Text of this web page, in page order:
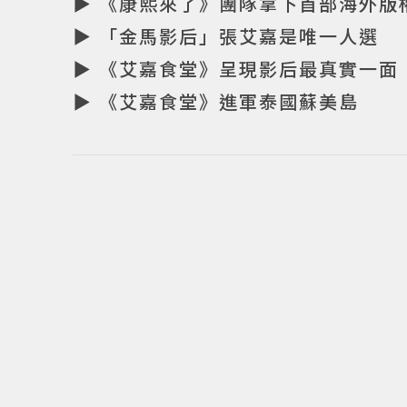
▶ 「金馬影后」張艾嘉是唯一人選
▶ 《艾嘉食堂》呈現影后最真實一面
▶ 《艾嘉食堂》進軍泰國蘇美島